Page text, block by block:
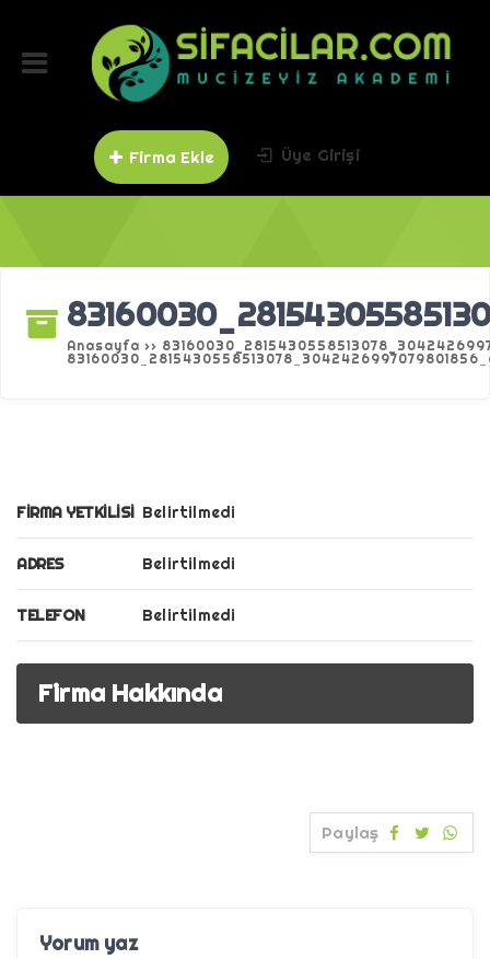
Üye Girişi
Firma Ekle
Anasayfa ››
FIRMA YETKILISI Belirtilmedi
ADRES Belirtilmedi
TELEFON Belirtilmedi
Firma Hakkında
Paylaş
Yorum yaz